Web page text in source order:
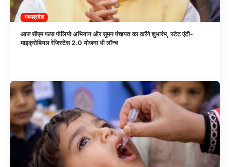
मध्यप्रदेश
आज सीएम पल्स पोलियो अभियान और सुमन पंचायत का करेंगे शुभारंभ, स्टेट एंटी-
माइक्रोबियल रेजिस्टेंस 2.0 योजना भी लॉन्च